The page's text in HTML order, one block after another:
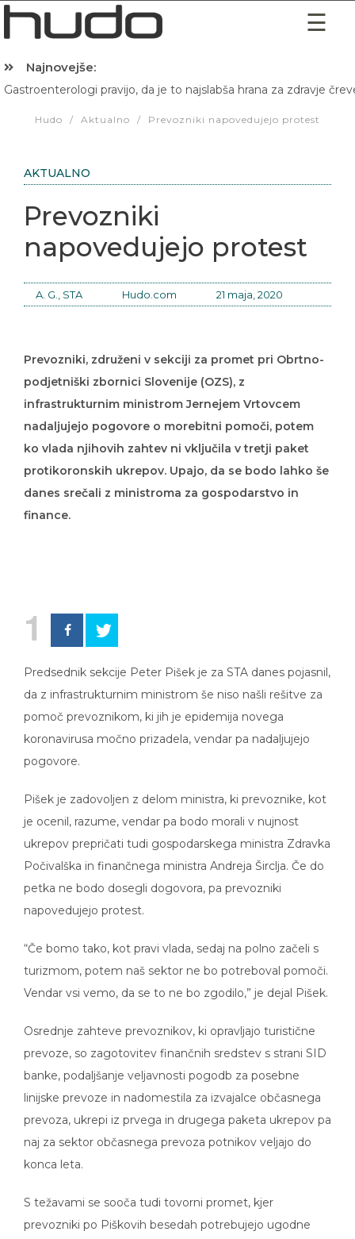
Najnovejše:
Gastroenterologi pravijo, da je to najslabša hrana za zdravje
Hudo / Aktualno / Prevozniki napovedujejo protest
AKTUALNO
Prevozniki
napovedujejo protest
A. G., STA Hudo.com 21 maja, 2020
Prevozniki, združeni v sekciji za promet pri Obrtno-
podjetniški zbornici Slovenije (OZS), z
infrastrukturnim ministrom Jernejem Vrtovcem
nadaljujejo pogovore o morebitni pomoči, potem
ko vlada njihovih zahtev ni vključila v tretji paket
protikoronskih ukrepov. Upajo, da se bodo lahko še
danes srečali z ministroma za gospodarstvo in
finance.
1
Predsednik sekcije Peter Pišek je za STA danes pojasnil,
da z infrastrukturnim ministrom še niso našli rešitve za
pomoč prevoznikom, ki jih je epidemija novega
koronavirusa močno prizadela, vendar pa nadaljujejo
pogovore.
Pišek je zadovoljen z delom ministra, ki prevoznike, kot
je ocenil, razume, vendar pa bodo morali v nujnost
ukrepov prepričati tudi gospodarskega ministra Zdravka
Počivalška in finančnega ministra Andreja Širclja. Če do
petka ne bodo dosegli dogovora, pa prevozniki
napovedujejo protest.
“Če bomo tako, kot pravi vlada, sedaj na polno začeli s
turizmom, potem naš sektor ne bo potreboval pomoči.
Vendar vsi vemo, da se to ne bo zgodilo,” je dejal Pišek.
Osrednje zahteve prevoznikov, ki opravljajo turistične
prevoze, so zagotovitev finančnih sredstev s strani SID
banke, podaljšanje veljavnosti pogodb za posebne
linijske prevoze in nadomestila za izvajalce občasnega
prevoza, ukrepi iz prvega in drugega paketa ukrepov pa
naj za sektor občasnega prevoza potnikov veljajo do
konca leta.
S težavami se sooča tudi tovorni promet, kjer
prevozniki po Piškovih besedah potrebujejo ugodne